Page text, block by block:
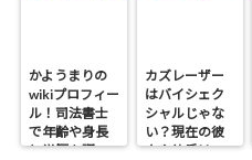
かようまりの
wikiプロフィー
ル！司法書士
で年齢や身長
と学歴を調
カズレーザー
はバイシェク
シャルじゃな
い？現在の彼
女や彼氏は